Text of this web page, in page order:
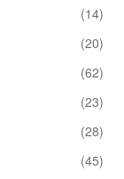
(14)
(20)
(62)
(23)
(28)
(45)